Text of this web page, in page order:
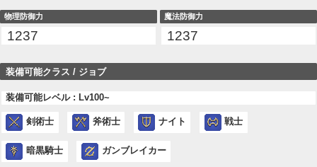
物理防御力
1237
魔法防御力
1237
装備可能クラス / ジョブ
装備可能レベル : Lv100~
剣術士 斧術士 ナイト 戦士
暗黒騎士 ガンブレイカー